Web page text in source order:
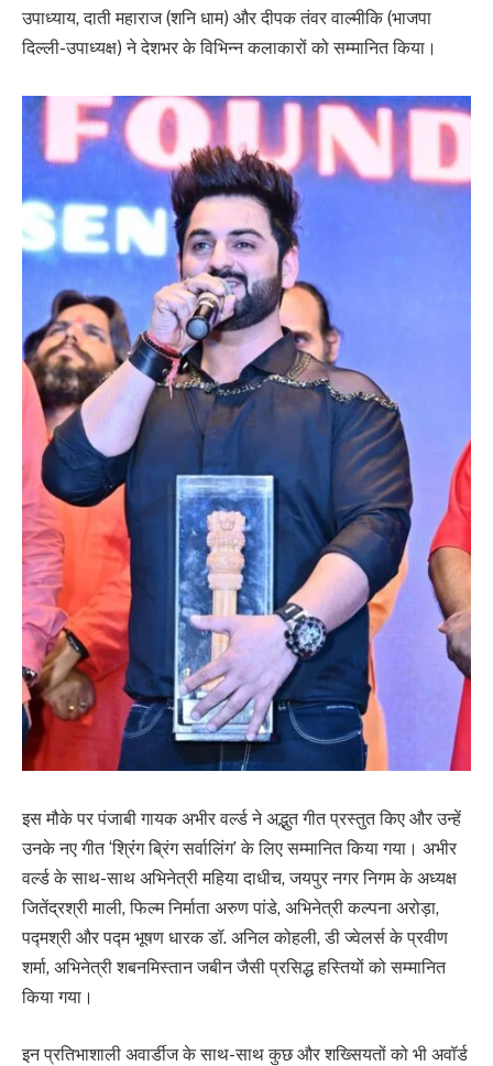
उपाध्याय, दाती महाराज (शनि धाम) और दीपक तंवर वाल्मीकि (भाजपा
दिल्ली-उपाध्यक्ष) ने देशभर के विभिन्न कलाकारों को सम्मानित किया।
इस मौके पर पंजाबी गायक अभीर वर्ल्ड ने अद्भुत गीत प्रस्तुत किए और उन्हें
उनके नए गीत ‘श्रिंंग ब्रिंग सर्वालिंग’ के लिए सम्मानित किया गया। अभीर
वर्ल्ड के साथ-साथ अभिनेत्री महिया दाधीच, जयपुर नगर निगम के अध्यक्ष
जितेंद्रश्री माली, फिल्म निर्माता अरुण पांडे, अभिनेत्री कल्पना अरोड़ा,
पद्मश्री और पद्म भूषण धारक डॉ. अनिल कोहली, डी ज्वेलर्स के प्रवीण
शर्मा, अभिनेत्री शबनमिस्तान जबीन जैसी प्रसिद्ध हस्तियों को सम्मानित
किया गया।
इन प्रतिभाशाली अवार्डीज के साथ-साथ कुछ और शख्सियतों को भी अवॉर्ड